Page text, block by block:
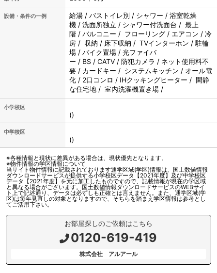
設備・条件の一例
給湯 / バストイレ別 / シャワー / 浴室乾燥
機 / 洗面所独立 / シャワー付洗面台 / 最上
階 / バルコニー / フローリング / エアコン / 冷
房 / 収納 / 床下収納 / TVインターホン / 駐輪
場 / バイク置場 / 光ファイバ
ー / BS / CATV / 防犯カメラ / ネット使用料不
要 / カードキー / システムキッチン / オール電
化 / 2口コンロ / IHクッキングヒーター / 閑静
な住宅地 / 室内洗濯機置き場 /
小学校区
()
中学校区
()
※各種情報と現状に差異がある場合は、現状優先となります。
※物件情報の学区情報について
当サイト物件情報に記載されております通学区域(学区)情報は、国土数値情報
ダウンロードサービスが提供する小学校区データ【2021年度】及び中学校区
データ【2021年度】を元に加工したものですので、記載情報が現在の学区域
と異なる場合がございます。国土数値情報ダウンロードサービスのWEBサイ
ト上で記述通り、データは必ずしも正確とは言えません。また、通学区域(学
区)は毎年見直しの対象となりますので、そちらを踏まえ学区情報は参考とし
てご活用下さい。
お部屋探しのご依頼はこちら
0120-619-419
株式会社 アルアール